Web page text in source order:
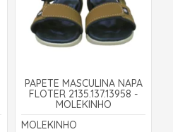
PAPETE MASCULINA NAPA
FLOTER 2135.137.13958 -
MOLEKINHO
MOLEKINHO